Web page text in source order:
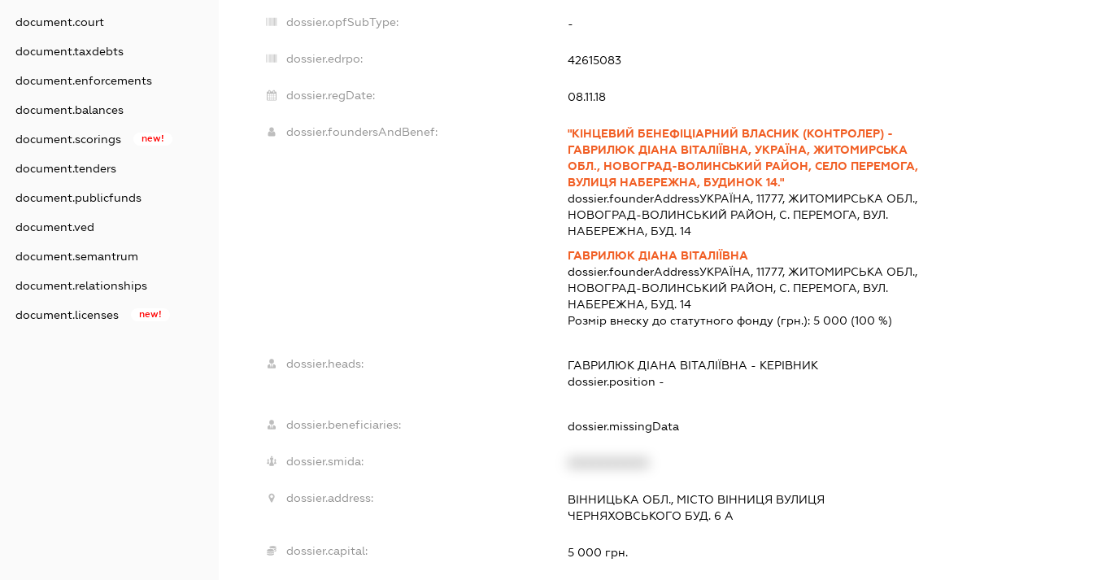
document.court
document.taxdebts
document.enforcements
document.balances
document.scorings new!
document.tenders
document.publicfunds
document.ved
document.semantrum
document.relationships
document.licenses new!
dossier.opfSubType: -
dossier.edrpo: 42615083
dossier.regDate: 08.11.18
dossier.foundersAndBenef:
"КІНЦЕВИЙ БЕНЕФІЦІАРНИЙ ВЛАСНИК (КОНТРОЛЕР) -
ГАВРИЛЮК ДІАНА ВІТАЛІЇВНА, УКРАЇНА, ЖИТОМИРСЬКА
ОБЛ., НОВОГРАД-ВОЛИНСЬКИЙ РАЙОН, СЕЛО ПЕРЕМОГА,
ВУЛИЦЯ НАБЕРЕЖНА, БУДИНОК 14."
dossier.founderAddressУКРАЇНА, 11777, ЖИТОМИРСЬКА ОБЛ.,
НОВОГРАД-ВОЛИНСЬКИЙ РАЙОН, С. ПЕРЕМОГА, ВУЛ.
НАБЕРЕЖНА, БУД. 14
ГАВРИЛЮК ДІАНА ВІТАЛІЇВНА
dossier.founderAddressУКРАЇНА, 11777, ЖИТОМИРСЬКА ОБЛ.,
НОВОГРАД-ВОЛИНСЬКИЙ РАЙОН, С. ПЕРЕМОГА, ВУЛ.
НАБЕРЕЖНА, БУД. 14
Розмір внеску до статутного фонду (грн.): 5 000 (100 %)
dossier.heads: ГАВРИЛЮК ДІАНА ВІТАЛІЇВНА - КЕРІВНИК
dossier.position -
dossier.beneficiaries: dossier.missingData
dossier.smida:
dossier.address:
ВІННИЦЬКА ОБЛ., МІСТО ВІННИЦЯ ВУЛИЦЯ
ЧЕРНЯХОВСЬКОГО БУД. 6 А
dossier.capital: 5 000 грн.